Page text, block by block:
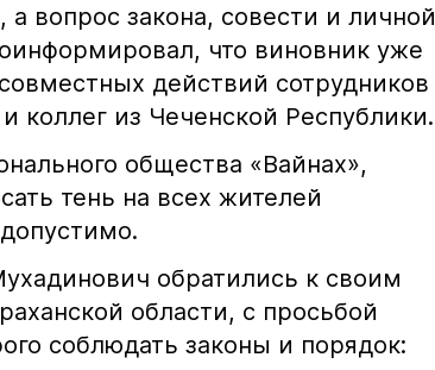
вопрос закона, совести и личной
что виновник уже
действий сотрудников
коллег из Чеченской Республики.
общества «Вайнах»,
тень на всех жителей
обратились к своим
области, с просьбой
соблюдать законы и порядок: